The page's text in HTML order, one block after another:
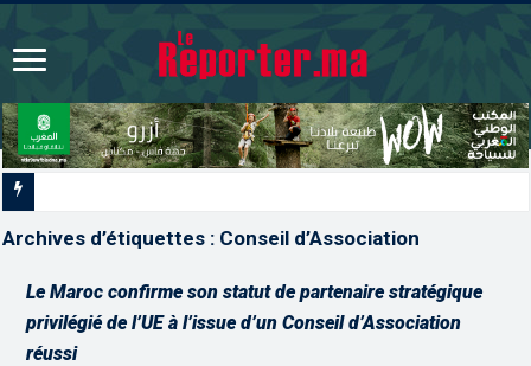
Archives d’étiquettes : Conseil d’Association
Le Maroc confirme son statut de partenaire stratégique
privilégié de l’UE à l’issue d’un Conseil d’Association
réussi